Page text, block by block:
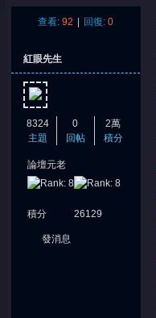
查看: 92 回復: 0
紅眼先生
8324
主題
0
回帖
2萬
積分
論壇元老
積分 26129
發消息